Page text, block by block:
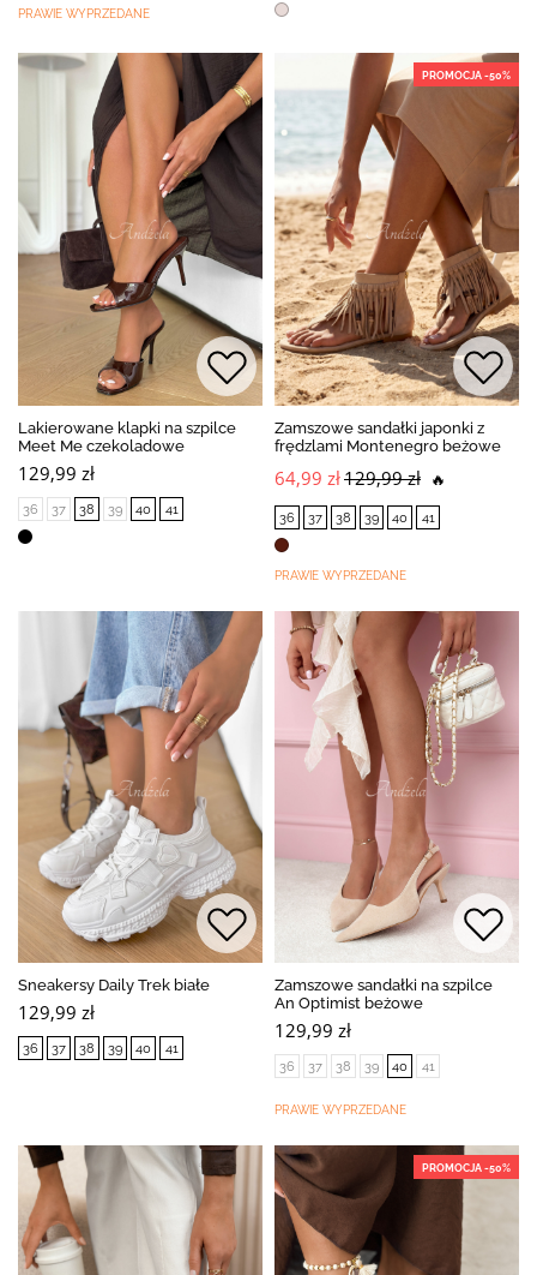
PRAWIE WYPRZEDANE
Lakierowane klapki na szpilce
Meet Me czekoladowe
129,99 zł
36 37 38 39 40 41
PROMOCJA -50%
Zamszowe sandałki japonki z
frędzlami Montenegro beżowe
64,99 zł129,99 zł 🔥
36 37 38 39 40 41
PRAWIE WYPRZEDANE
Sneakersy Daily Trek białe
129,99 zł
36 37 38 39 40 41
Zamszowe sandałki na szpilce
An Optimist beżowe
129,99 zł
36 37 38 39 40 41
PRAWIE WYPRZEDANE
PROMOCJA -50%